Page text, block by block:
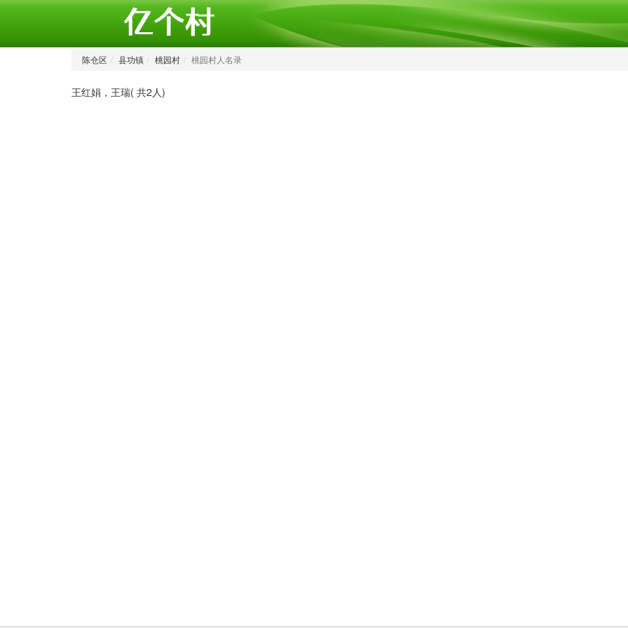
陈仓区 县功镇 桃园村 桃园村人名录
王红娟，王瑞( 共2人)